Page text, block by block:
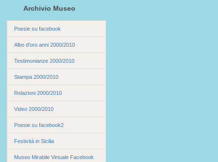
Archivio Museo
Poesie su facebook
Albo d'oro anni 2000/2010
Testimonianze 2000/2010
Stampa 2000/2010
Relazioni 2000/2010
Video 2000/2010
Poesie su facebook2
Festività in Sicilia
Museo Mirabile Virtuale Facebook